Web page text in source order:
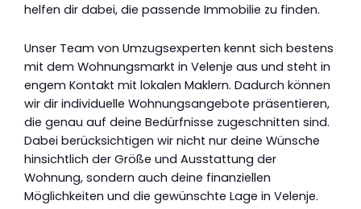
helfen dir dabei, die passende Immobilie zu finden.
Unser Team von Umzugsexperten kennt sich bestens
mit dem Wohnungsmarkt in Velenje aus und steht in
engem Kontakt mit lokalen Maklern. Dadurch können
wir dir individuelle Wohnungsangebote präsentieren,
die genau auf deine Bedürfnisse zugeschnitten sind.
Dabei berücksichtigen wir nicht nur deine Wünsche
hinsichtlich der Größe und Ausstattung der
Wohnung, sondern auch deine finanziellen
Möglichkeiten und die gewünschte Lage in Velenje.